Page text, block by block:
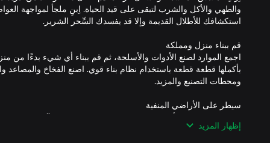
والطهي والأكل والشرب لتبقى على قيد الحياة. اِبنِ ملجأ لمواجهة
اجمع الموارد لصنع الأدوات والأسلحة، ثم قم ببناء أي شيء بدءًا من
بأكملها قطعة قطعة باستخدام نظام بناء قوي. اصنع الفخاخ والمصاعد
اقتطع نصيبك من الأراضي المنفية، انتزعه من اللاعبين الآخرين إذا
واستخدم المفرقعات لتحطيم أسوار مدينة عدوك. ضع الفخاخ وجنّد
إظهار المزيد